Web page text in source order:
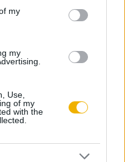
my
my
Use,
of my
with the